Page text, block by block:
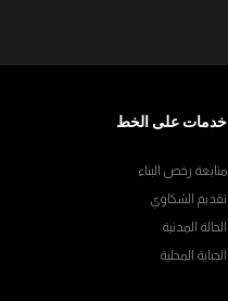
خدمات على الخط
متابعة رخص البناء
تقديم الشكاوي
الحالة المدنية
الجباية المحلية